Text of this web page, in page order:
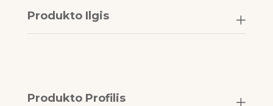
Produkto Ilgis
Produkto Profilis